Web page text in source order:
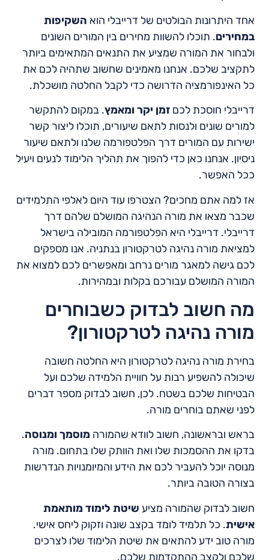
אחד היתרונות הבולטים של דרייבלי הוא השקיפות
במחירים. תוכלו להשוות מחירים בין המורים השונים
ולבחור את המורה שמציע את התנאים המתאימים ביותר
לתקציב שלכם. אנחנו מאמינים שחשוב שתהיה לכם את
כל האינפורמציה הדרושה כדי לקבל החלטה מושכלת.
דרייבלי חוסכת לכם זמן יקר ומאמץ. במקום להתקשר
למורים שונים ולנסות לתאם שיעורים, תוכלו ליצור קשר
ישירות עם המורים דרך הפלטפורמה שלנו ולתאם שיעור
ניסיון. אנחנו כאן כדי להפוך את תהליך הלימוד לנעים ויעיל
ככל האפשר.
אז למה אתם מחכים? הצטרפו עוד היום לאלפי התלמידים
שכבר מצאו את מורה הנהיגה המושלם שלהם דרך
דרייבלי. דרייבלי היא הפלטפורמה המובילה בישראל
למציאת מורה נהיגה לטרקטורון בנתניה. אנו מספקים
לכם גישה למאגר מורים נרחב ומאפשרים לכם למצוא את
המורה המושלם עבורכם בקלות ובמהירות.
מה חשוב לבדוק כשבוחרים
מורה נהיגה לטרקטורון?
בחירת מורה נהיגה לטרקטורון היא החלטה חשובה
שיכולה להשפיע רבות על חוויית הלמידה שלכם ועל
הבטיחות שלכם בשטח. לכן, חשוב לבדוק מספר דברים
לפני שאתם בוחרים מורה.
בראש ובראשונה, חשוב לוודא שהמורה מוסמך ומנוסה.
בדקו את ההסמכות שלו ואת הוותק שלו בתחום. מורה
מנוסה יוכל להעביר לכם את הידע והמיומנויות הנדרשות
בצורה הטובה ביותר.
חשוב לבדוק שהמורה מציע שיטת לימוד מותאמת
אישית. כל תלמיד לומד בקצב שונה וזקוק ליחס אישי.
מורה טוב ידע להתאים את שיטת הלימוד שלו לצרכים
שלכם ולקצב ההתקדמות שלכם.